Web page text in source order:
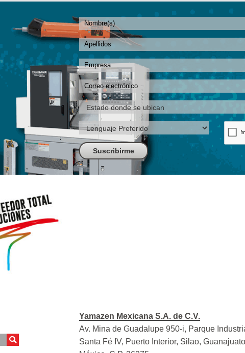
Yamazen Mexicana S.A. de C.V.
Av. Mina de Guadalupe 950-i, Parque
Santa Fé IV, Puerto Interior, Silao,